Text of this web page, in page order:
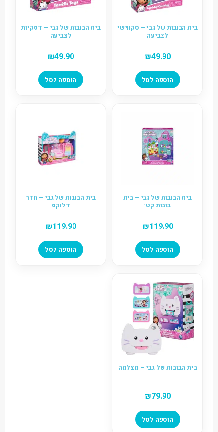
בית הבובות של גבי – סקווישי
לצביעה
₪49.90
הוספה לסל
בית הבובות של גבי – דסקיות
לצביעה
₪49.90
הוספה לסל
בית הבובות של גבי – בית
בובות קטן
₪119.90
הוספה לסל
בית הבובות של גבי – חדר
דלוקס
₪119.90
הוספה לסל
בית הבובות של גבי – מצלמה
₪79.90
הוספה לסל